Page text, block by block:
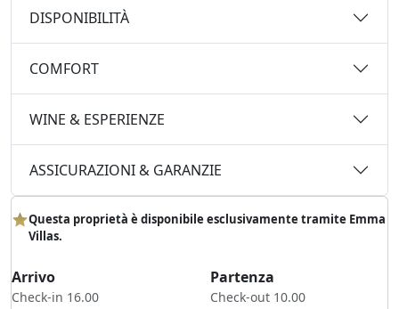
DISPONIBILITÀ
COMFORT
WINE & ESPERIENZE
ASSICURAZIONI & GARANZIE
Questa proprietà è disponibile esclusivamente tramite Emma
Villas.
Arrivo
Check-in 16.00
Partenza
Check-out 10.00